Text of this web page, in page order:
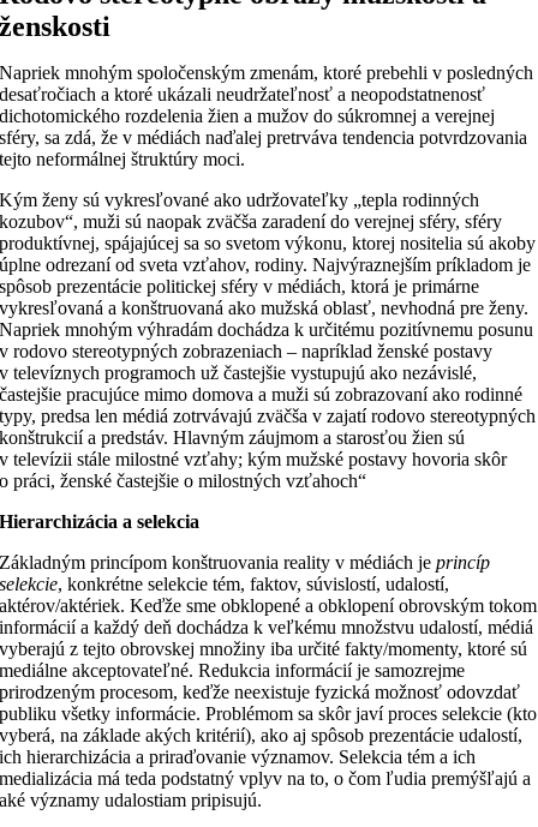
ženskosti
Napriek mnohým spoločenským zmenám, ktoré prebehli v posledných
desaťročiach a ktoré ukázali neudržateľnosť a neopodstatnenosť
dichotomického rozdelenia žien a mužov do súkromnej a verejnej
sféry, sa zdá, že v médiách naďalej pretrváva tendencia potvrdzovania
tejto neformálnej štruktúry moci.
Kým ženy sú vykresľované ako udržovateľky „tepla rodinných
kozubov“, muži sú naopak zväčša zaradení do verejnej sféry, sféry
produktívnej, spájajúcej sa so svetom výkonu, ktorej nositelia sú akoby
úplne odrezaní od sveta vzťahov, rodiny. Najvýraznejším príkladom je
spôsob prezentácie politickej sféry v médiách, ktorá je primárne
vykresľovaná a konštruovaná ako mužská oblasť, nevhodná pre ženy.
Napriek mnohým výhradám dochádza k určitému pozitívnemu posunu
v rodovo stereotypných zobrazeniach – napríklad ženské postavy
v televíznych programoch už častejšie vystupujú ako nezávislé,
častejšie pracujúce mimo domova a muži sú zobrazovaní ako rodinné
typy, predsa len médiá zotrvávajú zväčša v zajatí rodovo stereotypných
konštrukcií a predstáv. Hlavným záujmom a starosťou žien sú
v televízii stále milostné vzťahy; kým mužské postavy hovoria skôr
o práci, ženské častejšie o milostných vzťahoch“
Hierarchizácia a selekcia
Základným princípom konštruovania reality v médiách jeprincíp
selekcie, konkrétne selekcie tém, faktov, súvislostí, udalostí,
aktérov/aktériek. Keďže sme obklopené a obklopení obrovským tokom
informácií a každý deň dochádza k veľkému množstvu udalostí, médiá
vyberajú z tejto obrovskej množiny iba určité fakty/momenty, ktoré sú
mediálne akceptovateľné. Redukcia informácií je samozrejme
prirodzeným procesom, keďže neexistuje fyzická možnosť odovzdať
publiku všetky informácie. Problémom sa skôr javí proces selekcie (kto
vyberá, na základe akých kritérií), ako aj spôsob prezentácie udalostí,
ich hierarchizácia a priraďovanie významov. Selekcia tém a ich
medializácia má teda podstatný vplyv na to, o čom ľudia premýšľajú a
aké významy udalostiam pripisujú.